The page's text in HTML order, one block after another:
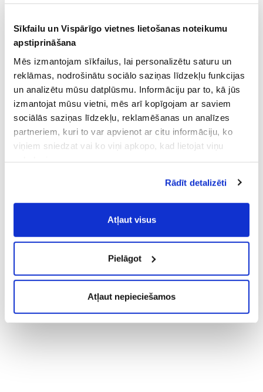
Sīkfailu un Vispārīgo vietnes lietošanas noteikumu
apstiprināšana
Mēs izmantojam sīkfailus, lai personalizētu saturu un
reklāmas, nodrošinātu sociālo saziņas līdzekļu funkcijas
un analizētu mūsu datplūsmu. Informāciju par to, kā jūs
izmantojat mūsu vietni, mēs arī kopīgojam ar saviem
sociālās saziņas līdzekļu, reklamēšanas un analīzes
partneriem, kuri to var apvienot ar citu informāciju, ko
viņiem sniedzat vai ko viņi apkopo, kad lietojat viņu
Vispārīgiem vietnes lietošanas
noteikumiem(saīsināti - VVLN).
Rādīt detalizēti
Atļaut visus
Pielāgot
Atļaut nepieciešamos